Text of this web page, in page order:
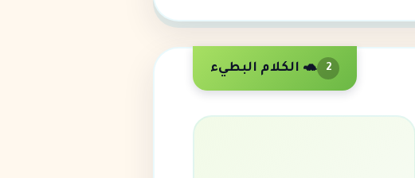
2 🐢 الكلام البطيء